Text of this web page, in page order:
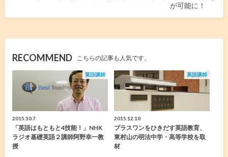
が可能に！
RECOMMEND こちらの記事も人気です。
英語講師
2015.10.7
「英語はもともと4技能！」NHK
ラジオ基礎英語２講師阿野幸一教
授
英語講師
2015.12.10
プラスワンをひきだす英語教育、
東村山の明法中学・高等学校を取
材